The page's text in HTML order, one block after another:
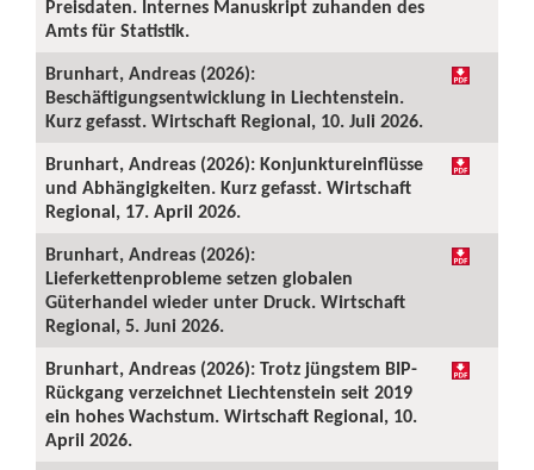
Preisdaten. Internes Manuskript zuhanden des
Amts für Statistik.
Brunhart, Andreas (2026):
Beschäftigungsentwicklung in Liechtenstein.
Kurz gefasst. Wirtschaft Regional, 10. Juli 2026.
Brunhart, Andreas (2026): Konjunktureinflüsse
und Abhängigkeiten. Kurz gefasst. Wirtschaft
Regional, 17. April 2026.
Brunhart, Andreas (2026):
Lieferkettenprobleme setzen globalen
Güterhandel wieder unter Druck. Wirtschaft
Regional, 5. Juni 2026.
Brunhart, Andreas (2026): Trotz jüngstem BIP-
Rückgang verzeichnet Liechtenstein seit 2019
ein hohes Wachstum. Wirtschaft Regional, 10.
April 2026.